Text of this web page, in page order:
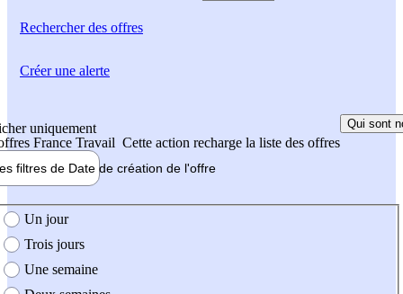
Rechercherdes offres
uniquement
France Travail Cette action recharge la liste des offres
Qui sont
filtres de Date de création de l'offre
création de l'offre
Un jour
Trois jours
Une semaine
Créer une alerte